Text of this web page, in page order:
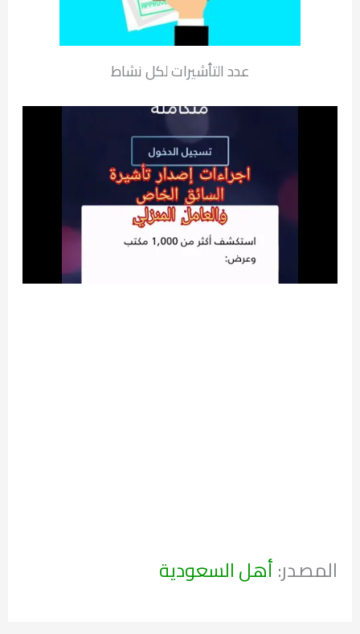
عدد التأشيرات لكل نشاط
المصدر:أهل السعودية